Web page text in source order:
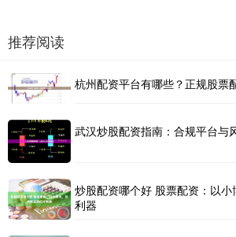
推荐阅读
杭州配资平台有哪些？正规股票
武汉炒股配资指南：合规平台与
炒股配资哪个好 股票配资：以
利器